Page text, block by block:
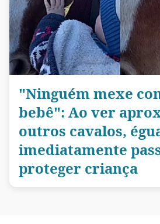
"Ninguém mexe
bebê": Ao ver
outros cavalos,
imediatamente
proteger criança